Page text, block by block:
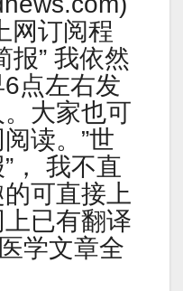
网订阅程
报” 我依然
点左右发
大家也可
读。”世
， 我不直
可直接上
已有翻译
学文章全